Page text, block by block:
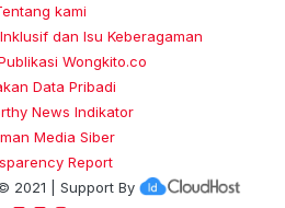
kami
dan Isu Keberagaman
Wongkito.co
Data Pribadi
News Indikator
Media Siber
Report
2021 | Support By